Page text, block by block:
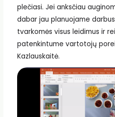
plečiasi. Jei anksčiau
dabar jau planuojame
tvarkomės visus leidimus ir
patenkintume vartotojų
Kazlauskaitė.